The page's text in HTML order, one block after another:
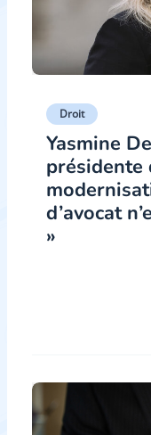
Droit
Yasmine
présidente
d’avocat
»